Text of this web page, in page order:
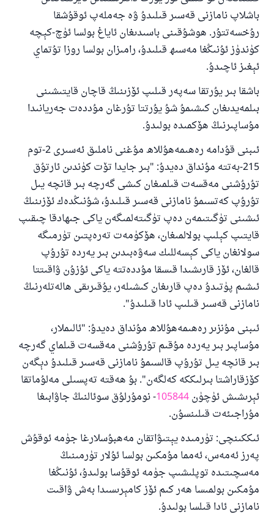
باشلاپ نامازنى قەسىر قىلىدۇ ۋە جەملەپ ئوقۇشقا
رۇخسەتتۇر. ھوشۇقىنى باسىدىغان ئاياغ بولسا ئۈچ-كېچە
كۈندۈز ئۇنىڭغا مەسىھ قىلىدۇ، رامىزان بولسا روزا تۇتماي
ئېغىز ئاچىدۇ.
باشقا بىر يۇرتقا سەپەر قىلىپ ئۆزىنىڭ قاچان قايتىشىنى
بىلمەيدىغان كىشىمۇ شۇ يۇرتتا تۇرغان مۇددەت جەريانىدا
مۇساپىرنىڭ ھۆكمىدە بولىدۇ.
ئىبنى قۇدامە رەھىمەھۇللاھ مۇغنى ناملىق ئەسىرى 2-توم
215-بەتتە مۇنداق دەيدۇ: "بىر جايدا تۆت كۈندىن ئارتۇق
تۇرۇشنى مەقسەت قىلمىغان كىشى گەرچە بىر قانچە يىل
تۇرۇپ كەتسىمۇ نامازنى قەسىر قىلىدۇ، شۇنىڭدەك ئۆزىنىڭ
ئىشىنى تۈگىتىمەن دەپ تۈگىتەلمىگەن ياكى جىھادقا چىقىپ
قايتىپ كېلىپ بولالمىغان، ھۆكۈمەت تەرەپتىن تۈرمىگە
سولانغان ياكى كېسەللىك سەۋەبىدىن بىر يەردە تۇرۇپ
قالغان، ئۆز قارىشىدا قىسقا مۇددەتتە ياكى ئۇزۇن ۋاقىتتا
ئىشىم پۈتىدۇ دەپ قارىغان كىشىلەر، يۇقىرىقى ھالەتلەرنىڭ
نامازنى قەسىر قىلىپ ئادا قىلىدۇ".
ئىبنى مۇنزىر رەھىمەھۇللاھ مۇنداق دەيدۇ: "ئالىملار،
مۇساپىر بىر يەردە مۇقىم تۇرۇشنى مەقسەت قىلماي گەرچە
بىر قانچە يىل تۇرۇپ قالسىمۇ نامازنى قەسىر قىلىدۇ دېگەن
كۆزقاراشتا بىرلىككە كەلگەن". بۇ ھەقتە تەپسىلى مەلۇماتقا
ئېرىشىش ئۈچۈن105844- نومۇرلۇق سوئالنىڭ جاۋابىغا
مۇراجىئەت قىلىنسۇن.
ئىككىنچى: تۈرمىدە يېتىۋاتقان مەھبۇسلارغا جۈمە ئوقۇش
پەرز ئەمەس، ئەمما مۇمكىن بولسا ئۇلار تۈرمىنىڭ
مەسچىتىدە توپلىشىپ جۈمە ئوقۇسا بولىدۇ، ئۇنىڭغا
مۇمكىن بولمىسا ھەر كىم ئۆز كامېرىسىدا بەش ۋاقىت
نامازنى ئادا قىلسا بولىدۇ.
110845 - نومۇرلۇق سوئالنىڭ جاۋابى
ئائىلىنى ساقلاپ قالدى